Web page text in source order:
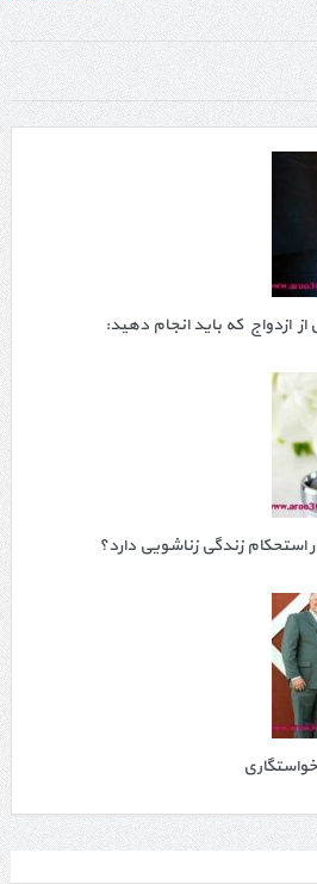
ازدواج که باید انجام دهید:
زندگی زناشویی دارد؟